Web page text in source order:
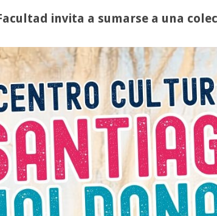
invita a sumarse a una